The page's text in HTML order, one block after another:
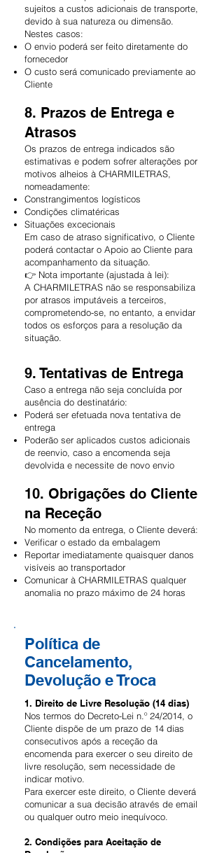
sujeitos a custos adicionais de transporte,
devido à sua natureza ou dimensão.
Nestes casos:
O envio poderá ser feito diretamente do
fornecedor
O custo será comunicado previamente ao
Cliente
8. Prazos de Entrega e
Atrasos
Os prazos de entrega indicados são
estimativas e podem sofrer alterações por
motivos alheios à CHARMILETRAS,
nomeadamente:
Constrangimentos logísticos
Condições climatéricas
Situações excecionais
Em caso de atraso significativo, o Cliente
poderá contactar o Apoio ao Cliente para
acompanhamento da situação.
👉 Nota importante (ajustada à lei):
A CHARMILETRAS não se responsabiliza
por atrasos imputáveis a terceiros,
comprometendo-se, no entanto, a envidar
todos os esforços para a resolução da
situação.
9. Tentativas de Entrega
Caso a entrega não seja concluída por
ausência do destinatário:
Poderá ser efetuada nova tentativa de
entrega
Poderão ser aplicados custos adicionais
de reenvio, caso a encomenda seja
devolvida e necessite de novo envio
10. Obrigações do Cliente
na Receção
No momento da entrega, o Cliente deverá:
Verificar o estado da embalagem
Reportar imediatamente quaisquer danos
visíveis ao transportador
Comunicar à CHARMILETRAS qualquer
anomalia no prazo máximo de 24 horas
Política de
Cancelamento,
Devolução e Troca
1. Direito de Livre Resolução (14 dias)
Nos termos do Decreto-Lei n.º 24/2014, o
Cliente dispõe de um prazo de 14 dias
consecutivos após a receção da
encomenda para exercer o seu direito de
livre resolução, sem necessidade de
indicar motivo.
Para exercer este direito, o Cliente deverá
comunicar a sua decisão através de email
ou qualquer outro meio inequívoco.
2. Condições para Aceitação de